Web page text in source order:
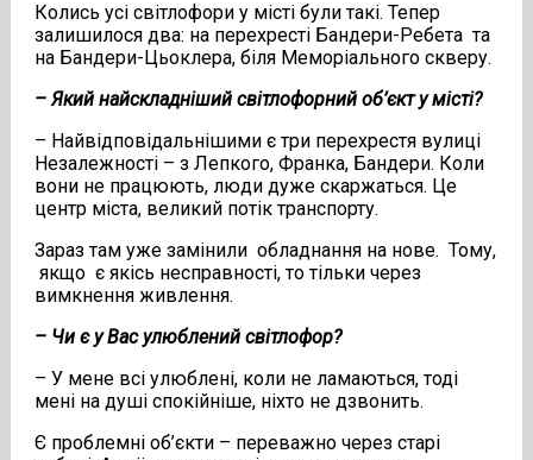
Колись усі світлофори у місті були такі. Тепер
залишилося два: на перехресті Бандери-Ребета та
на Бандери-Цьоклера, біля Меморіального скверу.
– Який найскладніший світлофорний об’єкт у місті?
– Найвідповідальнішими є три перехрестя вулиці
Незалежності – з Лепкого, Франка, Бандери. Коли
вони не працюють, люди дуже скаржаться. Це
центр міста, великий потік транспорту.
Зараз там уже замінили обладнання на нове. Тому,
якщо є якісь несправності, то тільки через
вимкнення живлення.
– Чи є у Вас улюблений світлофор?
– У мене всі улюблені, коли не ламаються, тоді
мені на душі спокійніше, ніхто не дзвонить.
Є проблемні об’єкти – переважно через старі